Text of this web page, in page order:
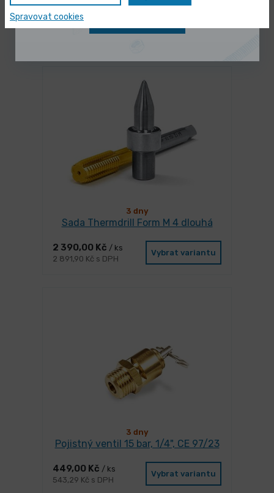
3 dny
Sada Thermdrill Form M 4 dlouhá
2 390,00 Kč / ks
2 891,90 Kč s DPH
Vybrat variantu
3 dny
Pojistný ventil 15 bar, 1/4", CE 97/23
449,00 Kč / ks
543,29 Kč s DPH
Vybrat variantu
Spravovat cookies